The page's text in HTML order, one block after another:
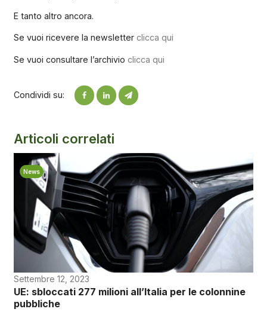
E tanto altro ancora.
Se vuoi ricevere la newsletter clicca qui
Se vuoi consultare l’archivio clicca qui
Condividi su:
Articoli correlati
News
Settembre 12, 2023
UE: sbloccati 277 milioni all’Italia per le colonnine
pubbliche